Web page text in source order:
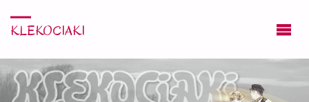
KLEKOCIAKI